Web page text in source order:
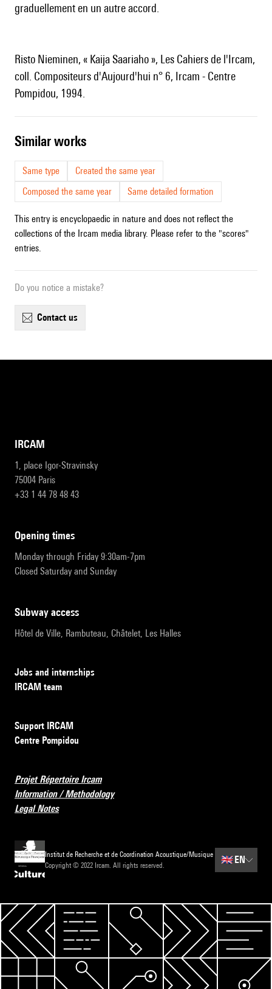
graduellement en un autre accord.
Risto Nieminen, « Kaija Saariaho », Les Cahiers de l'Ircam,
coll. Compositeurs d'Aujourd'hui n° 6, Ircam - Centre
Pompidou, 1994.
similar works
Same type
Created the same year
Composed the same year
Same detailed formation
This entry is encyclopaedic in nature and does not reflect the
collections of the Ircam media library. Please refer to the "scores"
entries.
Do you notice a mistake?
contact us
IRCAM
1, place Igor-Stravinsky
75004 Paris
+33 1 44 78 48 43
opening times
Monday through Friday 9:30am-7pm
Closed Saturday and Sunday
subway access
Hôtel de Ville, Rambuteau, Châtelet, Les Halles
Jobs and internships
IRCAM team
Support IRCAM
Centre Pompidou
Projet Répertoire Ircam
Information / Methodology
Legal Notes
Institut de Recherche et de Coordination Acoustique/Musique
Copyright © 2022 Ircam. All rights reserved.
🇬🇧 EN